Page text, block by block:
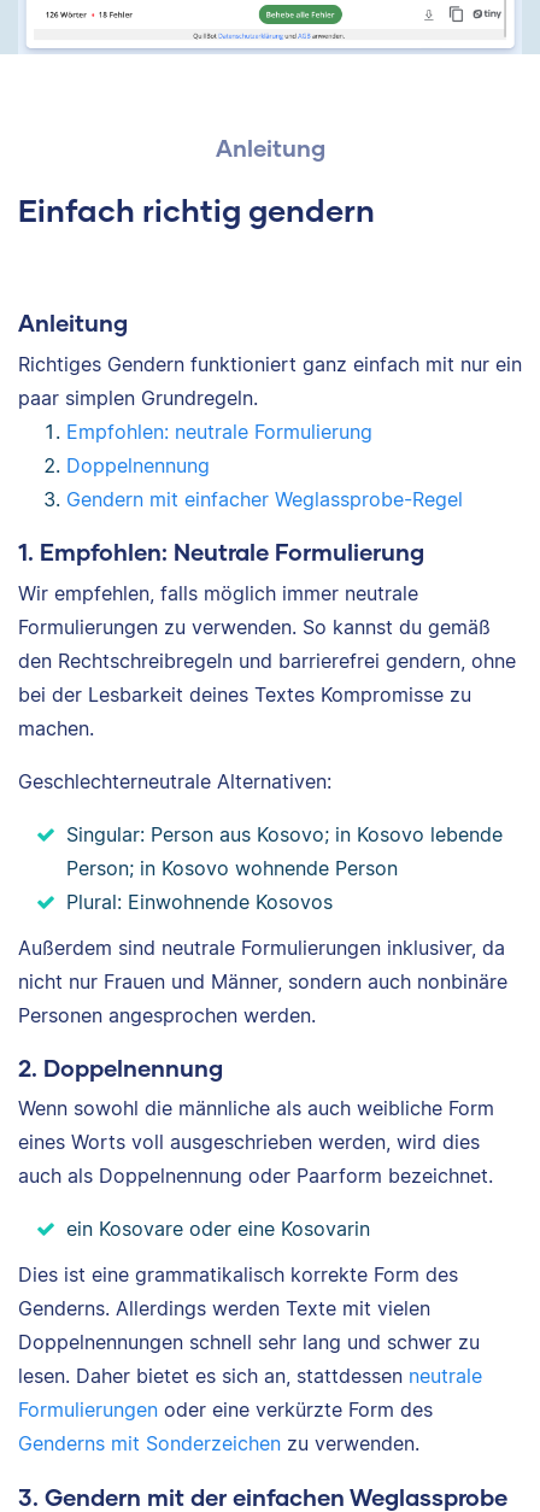
Anleitung
Einfach richtig gendern
Anleitung
Richtiges Gendern funktioniert ganz einfach mit nur ein
paar simplen Grundregeln.
Empfohlen: neutrale Formulierung
Doppelnennung
Gendern mit einfacher Weglassprobe-Regel
1. Empfohlen: Neutrale Formulierung
Wir empfehlen, falls möglich immer neutrale
Formulierungen zu verwenden. So kannst du gemäß
den Rechtschreibregeln und barrierefrei gendern, ohne
bei der Lesbarkeit deines Textes Kompromisse zu
machen.
Geschlechterneutrale Alternativen:
Singular: Person aus Kosovo; in Kosovo lebende
Person; in Kosovo wohnende Person
Plural: Einwohnende Kosovos
Außerdem sind neutrale Formulierungen inklusiver, da
nicht nur Frauen und Männer, sondern auch nonbinäre
Personen angesprochen werden.
2. Doppelnennung
Wenn sowohl die männliche als auch weibliche Form
eines Worts voll ausgeschrieben werden, wird dies
auch als Doppelnennung oder Paarform bezeichnet.
ein Kosovare oder eine Kosovarin
Dies ist eine grammatikalisch korrekte Form des
Genderns. Allerdings werden Texte mit vielen
Doppelnennungen schnell sehr lang und schwer zu
lesen. Daher bietet es sich an, stattdessen neutrale
Formulierungen oder eine verkürzte Form des
Genderns mit Sonderzeichen zu verwenden.
3. Gendern mit der einfachen Weglassprobe